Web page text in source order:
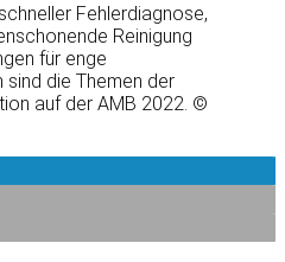
Fehlerdiagnose,
Reinigung
für enge
sind die Themen der
auf der AMB 2022. ©